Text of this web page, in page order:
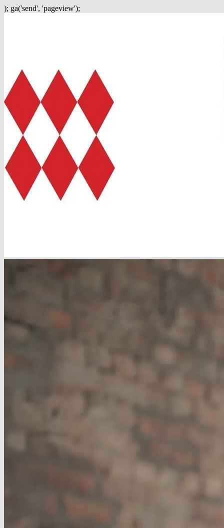
); ga('send', 'pageview');